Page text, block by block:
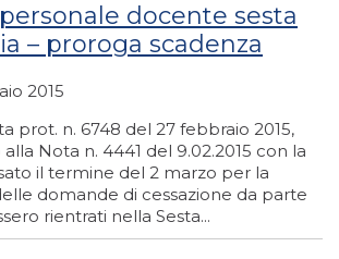
docente sesta
– proroga scadenza
2015
prot. n. 6748 del 27 febbraio 2015,
Nota n. 4441 del 9.02.2015 con la
il termine del 2 marzo per la
domande di cessazione da parte
rientrati nella Sesta...